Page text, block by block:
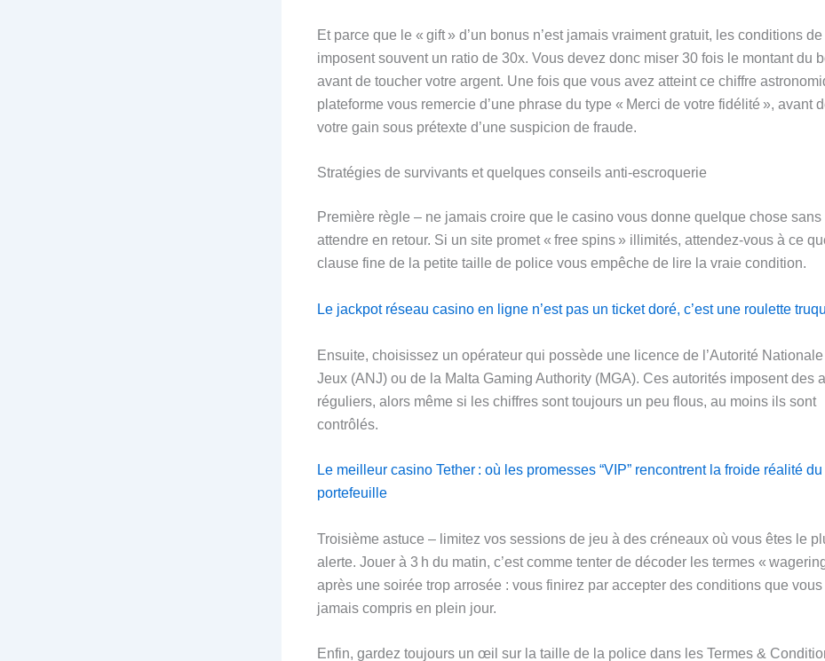
Et parce que le « gift » d’un bonus n’est jamais vraiment gratuit, les conditions
imposent souvent un ratio de 30x. Vous devez donc miser 30 fois le montant du
avant de toucher votre argent. Une fois que vous avez atteint ce chiffre
plateforme vous remercie d’une phrase du type « Merci de votre fidélité », avant
votre gain sous prétexte d’une suspicion de fraude.
Stratégies de survivants et quelques conseils anti‑escroquerie
Première règle – ne jamais croire que le casino vous donne quelque chose sans
attendre en retour. Si un site promet « free spins » illimités, attendez‑vous à ce
clause fine de la petite taille de police vous empêche de lire la vraie condition.
Le jackpot réseau casino en ligne n’est pas un ticket doré, c’est une roulette
Ensuite, choisissez un opérateur qui possède une licence de l’Autorité
Jeux (ANJ) ou de la Malta Gaming Authority (MGA). Ces autorités imposent des
réguliers, alors même si les chiffres sont toujours un peu flous, au moins ils sont
contrôlés.
Le meilleur casino Tether : où les promesses “VIP” rencontrent la froide réalité du
portefeuille
Troisième astuce – limitez vos sessions de jeu à des créneaux où vous êtes le
alerte. Jouer à 3 h du matin, c’est comme tenter de décoder les termes «
après une soirée trop arrosée : vous finirez par accepter des conditions que vous
jamais compris en plein jour.
Enfin, gardez toujours un œil sur la taille de la police dans les Termes &